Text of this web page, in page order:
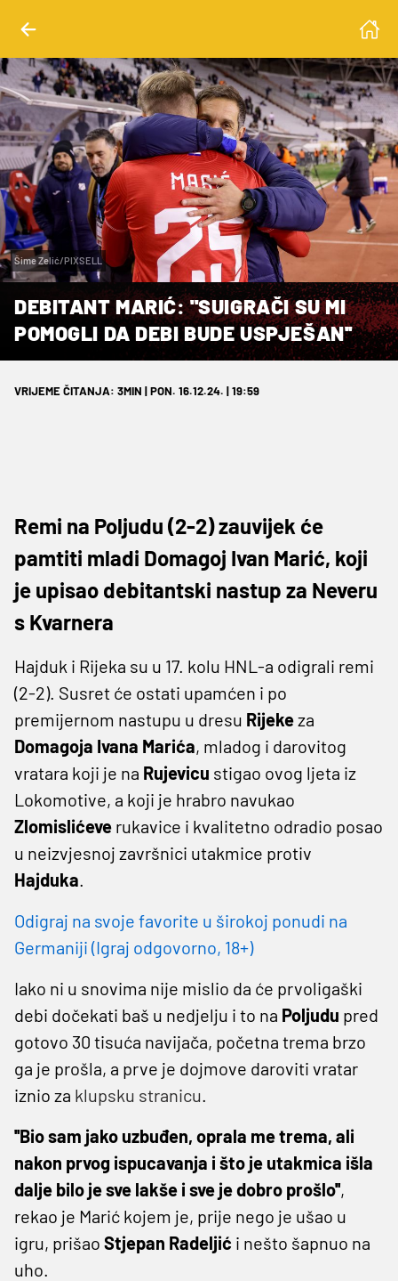
Šime Zelić/PIXSELL
DEBITANT MARIĆ: ''SUIGRAČI SU MI
POMOGLI DA DEBI BUDE USPJEŠAN''
VRIJEME ČITANJA: 3MIN | PON. 16.12.24. | 19:59
Remi na Poljudu (2-2) zauvijek će
pamtiti mladi Domagoj Ivan Marić, koji
je upisao debitantski nastup za Neveru
s Kvarnera
Hajduk i Rijeka su u 17. kolu HNL-a odigrali remi
(2-2). Susret će ostati upamćen i po
premijernom nastupu u dresu Rijekeza
Domagoja Ivana Marića, mladog i darovitog
vratara koji je na Rujevicu stigao ovog ljeta iz
Lokomotive, a koji je hrabro navukao
Zlomislićeve rukavice i kvalitetno odradio posao
u neizvjesnoj završnici utakmice protiv
Hajduka.
Odigraj na svoje favorite u širokoj ponudi na
Germaniji (Igraj odgovorno, 18+)
Iako ni u snovima nije mislio da će prvoligaški
debi dočekati baš u nedjelju i to na Poljudu pred
gotovo 30 tisuća navijača, početna trema brzo
ga je prošla, a prve je dojmove daroviti vratar
iznio za klupsku stranicu.
''Bio sam jako uzbuđen, oprala me trema, ali
nakon prvog ispucavanja i što je utakmica išla
dalje bilo je sve lakše i sve je dobro prošlo'',
rekao je Marić kojem je, prije nego je ušao u
igru, prišao Stjepan Radeljić i nešto šapnuo na
uho.